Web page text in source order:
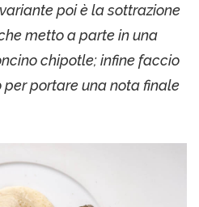
poi è la sottrazione
metto a parte in una
chipotle; infine faccio
portare una nota finale